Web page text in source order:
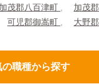
加茂郡八百津町
加茂
可児郡御嵩町 大野
職種から探す